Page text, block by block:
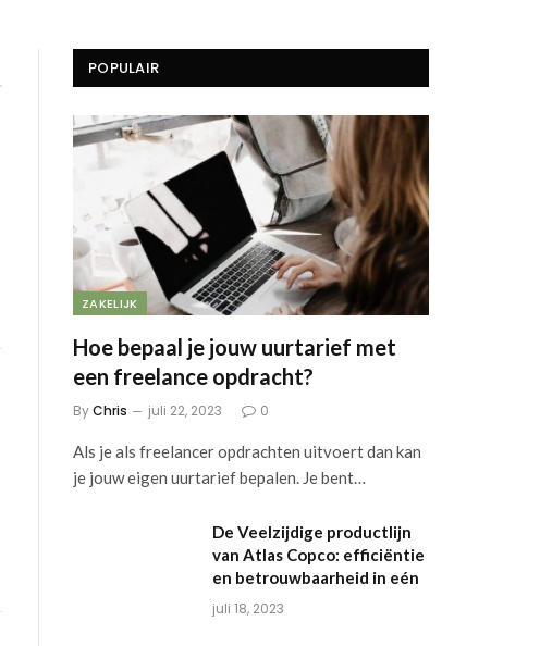
POPULAIR
ZAKELIJK
Hoe bepaal je jouw uurtarief met
een freelance opdracht?
ByChris juli 22, 2023 0
Als je als freelancer opdrachten uitvoert dan kan
je jouw eigen uurtarief bepalen. Je bent…
De Veelzijdige productlijn
van Atlas Copco: efficiëntie
en betrouwbaarheid in eén
juli 18, 2023